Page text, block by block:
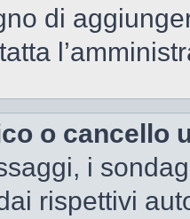
di
o cancello
i
rispettivi